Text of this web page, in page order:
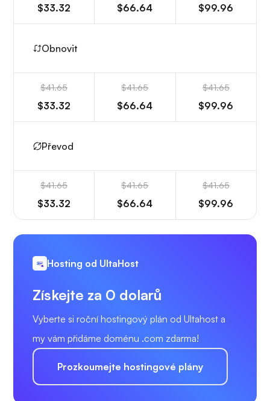
$33.32 $66.64 $99.96
Obnovit
$41.65
$33.32
$41.65
$66.64
$41.65
$99.96
Převod
$41.65
$33.32
$41.65
$66.64
$41.65
$99.96
Hosting od UltaHost
Získejte za 0 dolarů
Vyberte si roční hostingový plán od Ultahost a
my vám přidáme doménu .com zdarma!
Prozkoumejte hostingové plány